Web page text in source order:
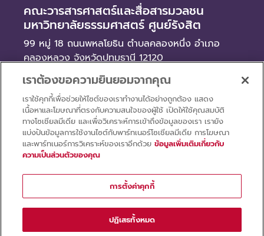
คณะวารสารศาสตร์และสื่อสารมวลชน
มหาวิทยาลัยธรรมศาสตร์ ศูนย์รังสิต
99 หมู่ 18 ถนนพหลโยธิน ตำบลคลองหนึ่ง อำเภอ
คลองหลวง จังหวัดปทุมธานี 12120
ข่าว
จัดซื้อจัดจ้าง
รับสมัครงาน
นโยบายการคุ้มครองข้อมูลส่วนบุคคล
เงื่อนไขการใช้งานเว็บไซต์
เราต้องขอความยินยอมจากคุณ
เราใช้คุกกี้เพื่อช่วยให้ไซต์ของเราทำงานได้อย่างถูกต้อง แสดง
เนื้อหาและโฆษณาที่ตรงกับความสนใจของผู้ใช้ เปิดให้ใช้คุณสมบัติ
ทางโซเชียลมีเดีย และเพื่อวิเคราะห์การเข้าถึงข้อมูลของเรา เรายัง
แบ่งปันข้อมูลการใช้งานไซต์กับพาร์ทเนอร์โซเชียลมีเดีย การโฆษณา
และพาร์ทเนอร์การวิเคราะห์ของเราอีกด้วย ข้อมูลเพิ่มเติมเกี่ยวกับ
ความเป็นส่วนตัวของคุณ
การตั้งค่าคุกกี้
ปฏิเสธทั้งหมด